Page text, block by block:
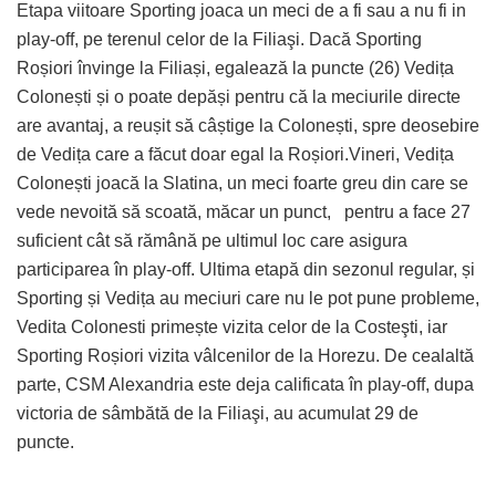
Etapa viitoare Sporting joaca un meci de a fi sau a nu fi in
play-off, pe terenul celor de la Filiaşi. Dacă Sporting
Roșiori învinge la Filiași, egalează la puncte (26) Vedița
Colonești și o poate depăși pentru că la meciurile directe
are avantaj, a reușit să câștige la Colonești, spre deosebire
de Vedița care a făcut doar egal la Roșiori.Vineri, Vedița
Colonești joacă la Slatina, un meci foarte greu din care se
vede nevoită să scoată, măcar un punct, pentru a face 27
suficient cât să rămână pe ultimul loc care asigura
participarea în play-off. Ultima etapă din sezonul regular, și
Sporting și Vedița au meciuri care nu le pot pune probleme,
Vedita Colonesti primește vizita celor de la Costeşti, iar
Sporting Roșiori vizita vâlcenilor de la Horezu. De cealaltă
parte, CSM Alexandria este deja calificata în play-off, dupa
victoria de sâmbătă de la Filiaşi, au acumulat 29 de
puncte.